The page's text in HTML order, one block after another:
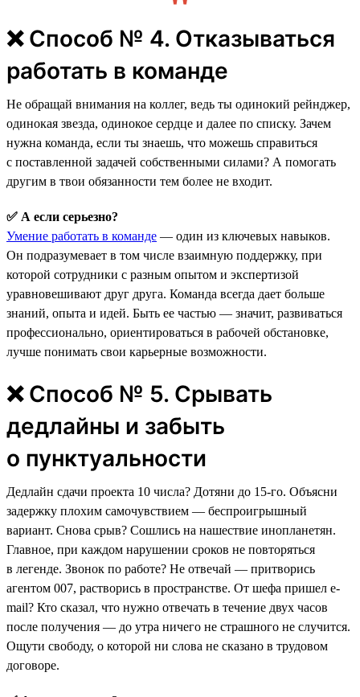
❌ Способ № 4. Отказываться
работать в команде
Не обращай внимания на коллег, ведь ты одинокий рейнджер,
одинокая звезда, одинокое сердце и далее по списку. Зачем
нужна команда, если ты знаешь, что можешь справиться
с поставленной задачей собственными силами? А помогать
другим в твои обязанности тем более не входит.
✅ А если серьезно?
Умение работать в команде — один из ключевых навыков.
Он подразумевает в том числе взаимную поддержку, при
которой сотрудники с разным опытом и экспертизой
уравновешивают друг друга. Команда всегда дает больше
знаний, опыта и идей. Быть ее частью — значит, развиваться
профессионально, ориентироваться в рабочей обстановке,
лучше понимать свои карьерные возможности.
❌ Способ № 5. Срывать
дедлайны и забыть
о пунктуальности
Дедлайн сдачи проекта 10 числа? Дотяни до 15-го. Объясни
задержку плохим самочувствием — беспроигрышный
вариант. Снова срыв? Сошлись на нашествие инопланетян.
Главное, при каждом нарушении сроков не повторяться
в легенде. Звонок по работе? Не отвечай — притворись
агентом 007, растворись в пространстве. От шефа пришел e-
mail? Кто сказал, что нужно отвечать в течение двух часов
после получения — до утра ничего не страшного не случится.
Ощути свободу, о которой ни слова не сказано в трудовом
договоре.